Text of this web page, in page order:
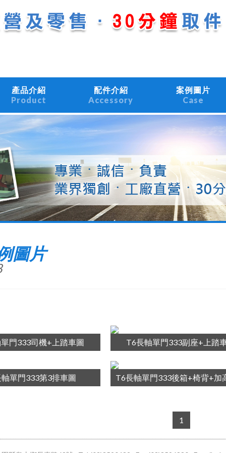
產品介紹
Product
配件介紹
Accessory
案例圖片
Case
圖片
門333司機+上踏車圖 T6長軸單門333副座+上踏
單門333第3排車圖 T6長軸單門333後箱+椅背+加
1